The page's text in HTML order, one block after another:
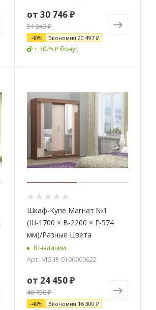
от 30 746 ₽
51 243 ₽
-40% Экономия 20 497 ₽
+ 3075 ₽ бонус
Шкаф-Купе Магнат №1
(Ш-1700 × В-2200 × Г-574
мм)/Разные Цвета
В наличии
Арт.: VIG-IR-0100000622
от 24 450 ₽
40 750 ₽
-40% Экономия 16 300 ₽